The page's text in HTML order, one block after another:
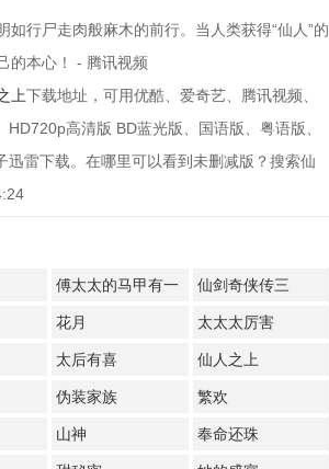
行尸走肉般麻木的前行。当人类获得“仙人”的
的本心！ - 腾讯视频
上下载地址，可用优酷、爱奇艺、腾讯视频、
高清版 BD蓝光版、国语版、粤语版、
雷下载。在哪里可以看到未删减版？搜索仙
傅太太的马甲有一
点多
仙剑奇侠传三
花月 太太太厉害
太后有喜 仙人之上
伪装家族 繁欢
山神 奉命还珠